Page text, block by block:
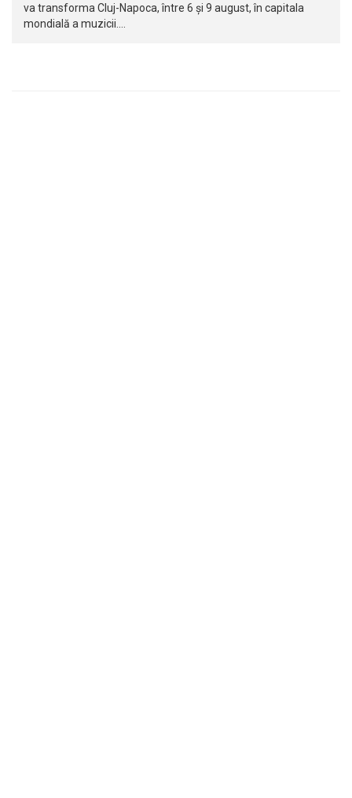
va transforma Cluj-Napoca, între 6 și 9 august, în capitala
mondială a muzicii.…